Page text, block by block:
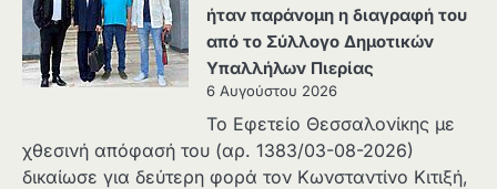
ήταν παράνομη η διαγραφή του
από το Σύλλογο Δημοτικών
Υπαλλήλων Πιερίας
6 Αυγούστου 2026
Το Εφετείο Θεσσαλονίκης με
χθεσινή απόφασή του (αρ. 1383/03-08-2026)
δικαίωσε για δεύτερη φορά τον Κωνσταντίνο Κιτιξή,